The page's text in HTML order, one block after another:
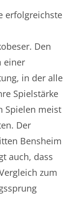
erfolgreichste
Den
einer
in der alle
Spielstärke
Spielen meist
Der
Bensheim
auch, dass
zum